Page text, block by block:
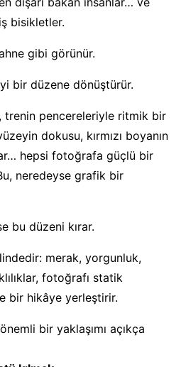
bisikletler.
gibi görünür.
bir düzene dönüştürür.
trenin pencereleriyle ritmik bir
dokusu, kırmızı boyanın
hepsi fotoğrafa güçlü bir
neredeyse grafik bir
bu düzeni kırar.
merak, yorgunluk,
fotoğrafı statik
bir hikâye yerleştirir.
bir yaklaşımı açıkça